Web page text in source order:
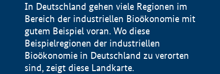
In Deutschland gehen viele Regionen im
Bereich der industriellen Bioökonomie mit
gutem Beispiel voran. Wo diese
Beispielregionen der industriellen
Bioökonomie in Deutschland zu verorten
sind, zeigt diese Landkarte.